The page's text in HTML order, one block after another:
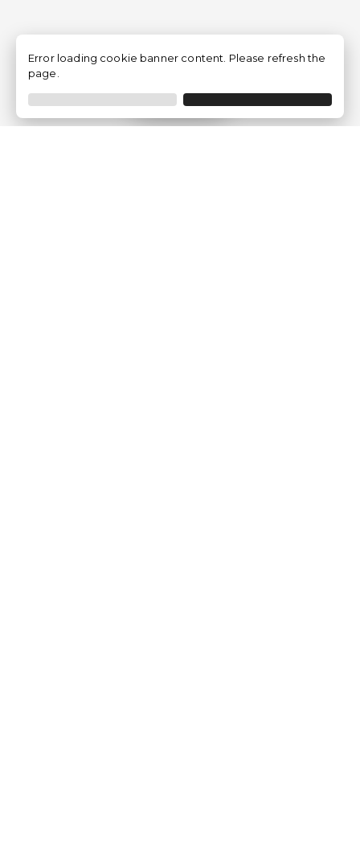
Filtrar
Error loading cookie banner content. Please refresh the
page.